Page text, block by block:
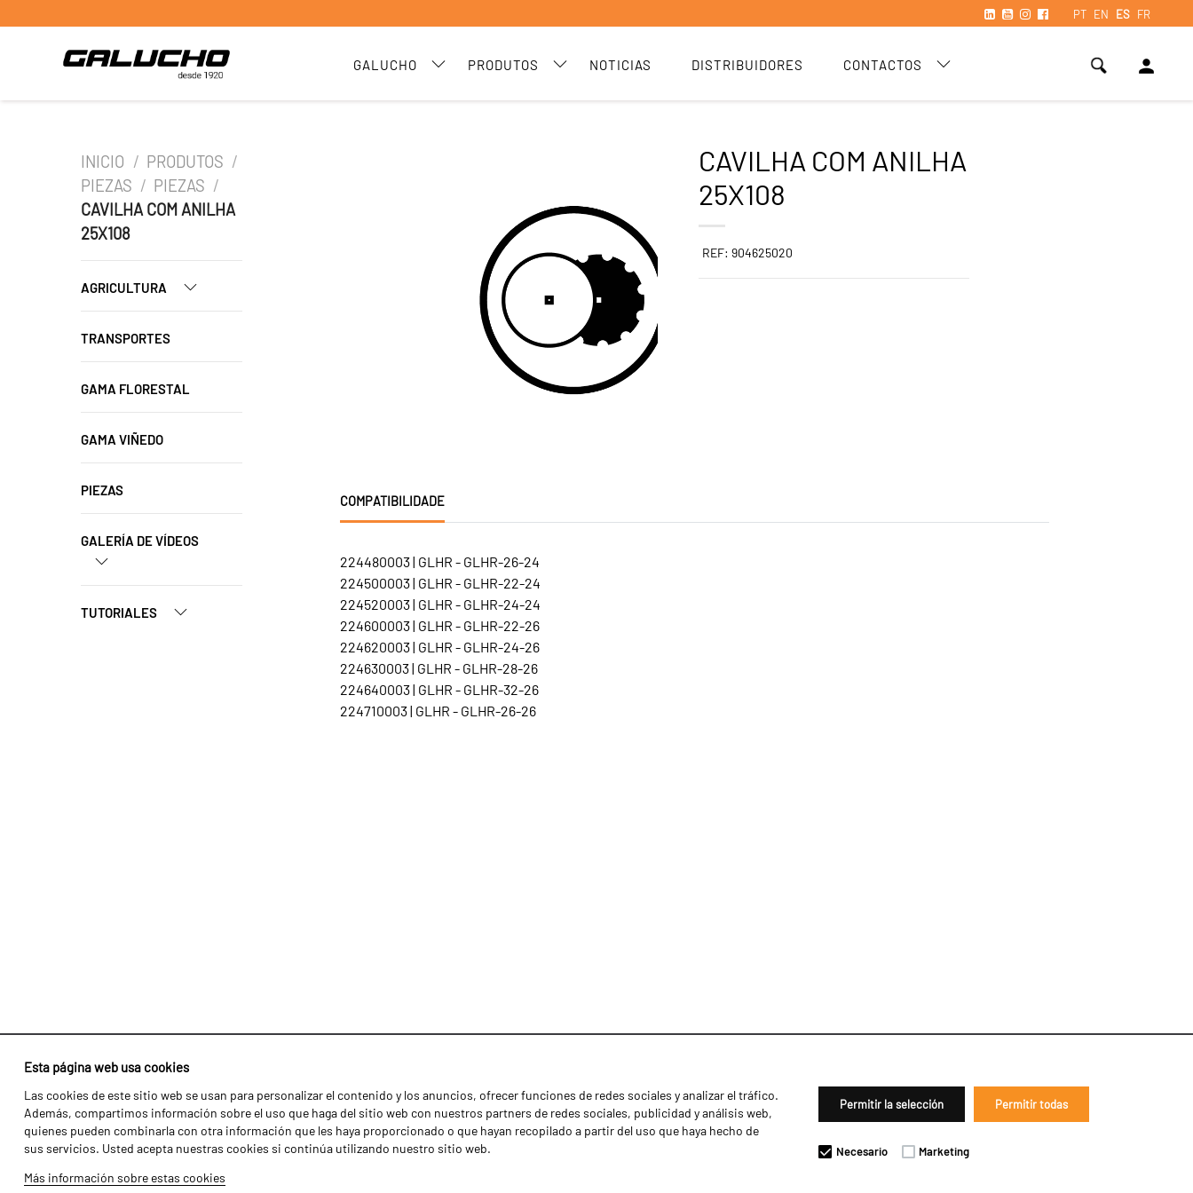
PT EN ES FR
GALUCHO PRODUTOS NOTICIAS DISTRIBUIDORES CONTACTOS person
Esta página web usa cookies
Las cookies de este sitio web se usan para personalizar el contenido y los anuncios, ofrecer funciones de redes sociales y analizar el tráfico.
Además, compartimos información sobre el uso que haga del sitio web con nuestros partners de redes sociales, publicidad y análisis web,
quienes pueden combinarla con otra información que les haya proporcionado o que hayan recopilado a partir del uso que haya hecho de
sus servicios. Usted acepta nuestras cookies si continúa utilizando nuestro sitio web.
Más información sobre estas cookies
Permitir la selección Permitir todas
Necesario Marketing
INICIO / PRODUTOS /
PIEZAS / PIEZAS /
CAVILHA COM ANILHA
25X108
AGRICULTURA
TRANSPORTES
GAMA FLORESTAL
GAMA VIÑEDO
PIEZAS
GALERÍA DE VÍDEOS
TUTORIALES
CAVILHA COM ANILHA
25X108
REF: 904625020
COMPATIBILIDADE
224480003 | GLHR - GLHR-26-24
224500003 | GLHR - GLHR-22-24
224520003 | GLHR - GLHR-24-24
224600003 | GLHR - GLHR-22-26
224620003 | GLHR - GLHR-24-26
224630003 | GLHR - GLHR-28-26
224640003 | GLHR - GLHR-32-26
224710003 | GLHR - GLHR-26-26
Identidad
Historia
Fábrica / Producción
Recursos Humanos
Agricultura
Transportes
Gama Florestal
Noticias
Distribuidores
Contactos